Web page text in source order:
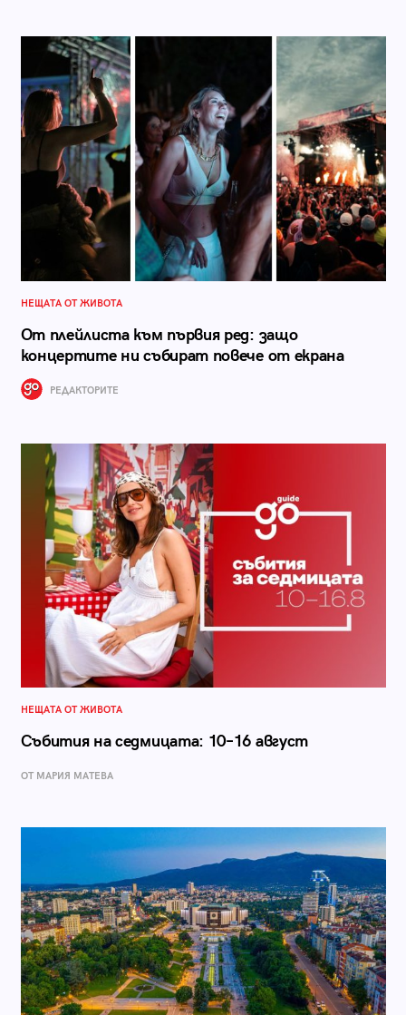
НЕЩАТА ОТ ЖИВОТА
От плейлиста към първия ред: защо
концертите ни събират повече от екрана
РЕДАКТОРИТЕ
НЕЩАТА ОТ ЖИВОТА
Събития на седмицата: 10–16 август
ОТ МАРИЯ МАТЕВА